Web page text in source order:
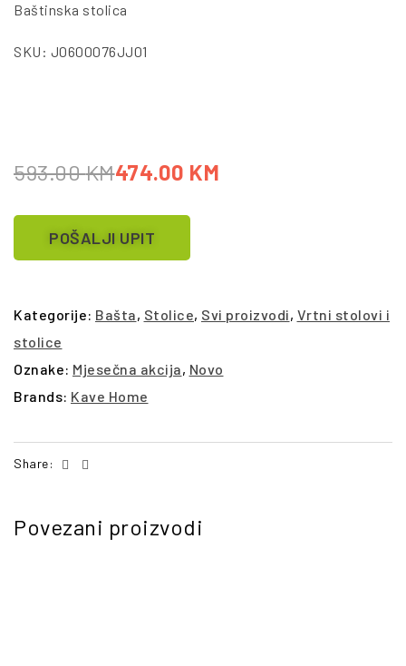
Baštinska stolica
SKU: J0600076JJ01
593.00KM474.00 KM
POŠALJI UPIT
Kategorije: Bašta, Stolice, Svi proizvodi, Vrtni stolovi i
stolice
Oznake: Mjesečna akcija, Novo
Brands: Kave Home
Share: Facebook
Povezani proizvodi